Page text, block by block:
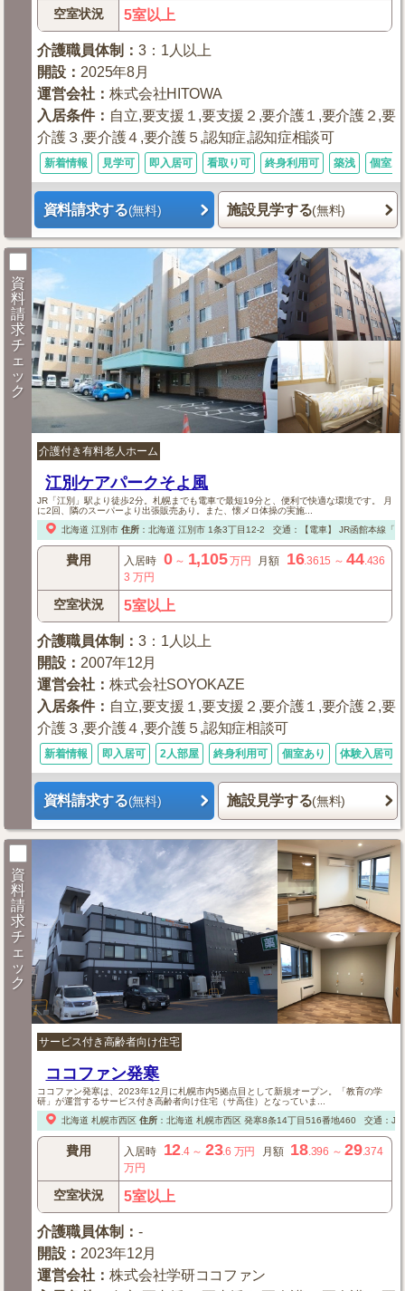
空室状況 5室以上
介護職員体制 ：3：1人以上
開設 ： 2025年8月
運営会社 ：株式会社HITOWA
入居条件： 自立,要支援１,要支援２,要介護１,要介護２,要
介護３,要介護４,要介護５,認知症,認知症相談可
新着情報 見学可 即入居可 看取り可 終身利用可 築浅 個室あ
資料請求する(無料) 施設見学する(無料)
資
料
請
求
チ
ェ
ッ
ク
介護付き有料老人ホーム
江別ケアパークそよ風
JR「江別」駅より徒歩2分。札幌までも電車で最短19分と、便利で快適な環境です。 月
に2回、隣のスーパーより出張販売あり。また、懐メロ体操の実施...
北海道 江別市 住所： 北海道 江別市1条3丁目12-2 交通：【電車】 JR函館本線「
費用 入居時 0～ 1,105万円 月額 16.3615 ～44.436
3 万円
空室状況 5室以上
介護職員体制 ：3：1人以上
開設 ： 2007年12月
運営会社 ：株式会社SOYOKAZE
入居条件： 自立,要支援１,要支援２,要介護１,要介護２,要
介護３,要介護４,要介護５,認知症相談可
新着情報 即入居可 2人部屋 終身利用可 個室あり 体験入居可
資料請求する(無料) 施設見学する(無料)
資
料
請
求
チ
ェ
ッ
ク
サービス付き高齢者向け住宅
ココファン発寒
ココファン発寒は、2023年12月に札幌市内5拠点目として新規オープン。「教育の学
研」が運営するサービス付き高齢者向け住宅（サ高住）となっていま...
北海道 札幌市西区 住所： 北海道 札幌市西区発寒8条14丁目516番地460 交通：JR
費用 入居時 12.4～ 23.6 万円 月額 18.396 ～29.374
万円
空室状況 5室以上
介護職員体制 ：-
開設 ： 2023年12月
運営会社 ：株式会社学研ココファン